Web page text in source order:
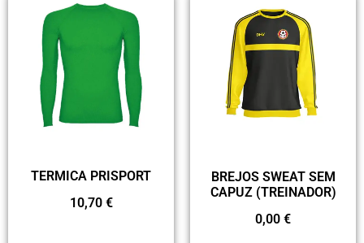
TERMICA PRISPORT
10,70 €
BREJOS SWEAT SEM
CAPUZ (TREINADOR)
0,00 €